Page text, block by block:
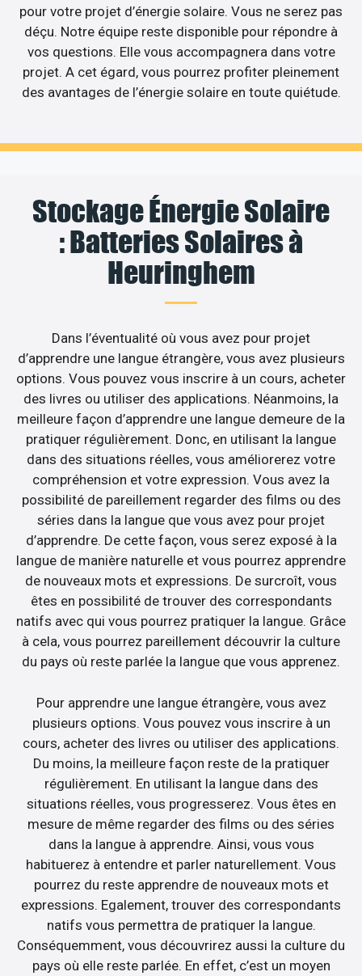
pour votre projet d’énergie solaire. Vous ne serez pas
déçu. Notre équipe reste disponible pour répondre à
vos questions. Elle vous accompagnera dans votre
projet. A cet égard, vous pourrez profiter pleinement
des avantages de l’énergie solaire en toute quiétude.
Stockage Énergie Solaire
: Batteries Solaires à
Heuringhem
Dans l’éventualité où vous avez pour projet
d’apprendre une langue étrangère, vous avez plusieurs
options. Vous pouvez vous inscrire à un cours, acheter
des livres ou utiliser des applications. Néanmoins, la
meilleure façon d’apprendre une langue demeure de la
pratiquer régulièrement. Donc, en utilisant la langue
dans des situations réelles, vous améliorerez votre
compréhension et votre expression. Vous avez la
possibilité de pareillement regarder des films ou des
séries dans la langue que vous avez pour projet
d’apprendre. De cette façon, vous serez exposé à la
langue de manière naturelle et vous pourrez apprendre
de nouveaux mots et expressions. De surcroît, vous
êtes en possibilité de trouver des correspondants
natifs avec qui vous pourrez pratiquer la langue. Grâce
à cela, vous pourrez pareillement découvrir la culture
du pays où reste parlée la langue que vous apprenez.
Pour apprendre une langue étrangère, vous avez
plusieurs options. Vous pouvez vous inscrire à un
cours, acheter des livres ou utiliser des applications.
Du moins, la meilleure façon reste de la pratiquer
régulièrement. En utilisant la langue dans des
situations réelles, vous progresserez. Vous êtes en
mesure de même regarder des films ou des séries
dans la langue à apprendre. Ainsi, vous vous
habituerez à entendre et parler naturellement. Vous
pourrez du reste apprendre de nouveaux mots et
expressions. Egalement, trouver des correspondants
natifs vous permettra de pratiquer la langue.
Conséquemment, vous découvrirez aussi la culture du
pays où elle reste parlée. En effet, c’est un moyen